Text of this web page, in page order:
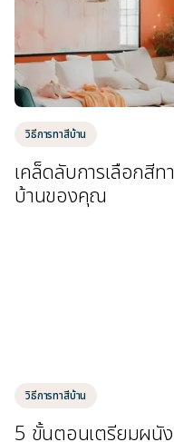
วิธีการทาสีบ้าน
เคล็ดลับการเลือกสีท
บ้านของคุณ
วิธีการทาสีบ้าน
5 ขั้นตอนเตรียมผนั